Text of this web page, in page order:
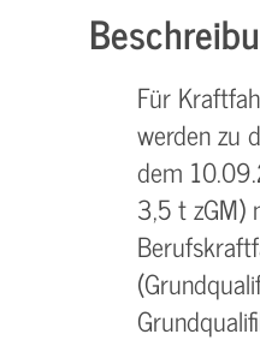
Für
werden zu
dem
3,5 t zGM)